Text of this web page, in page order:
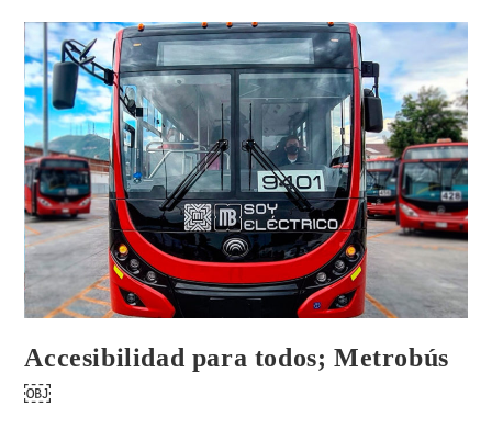
Accesibilidad para todos; Metrobús
￼